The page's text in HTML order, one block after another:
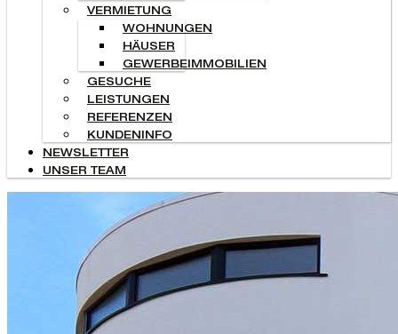
VERMIETUNG
WOHNUNGEN
HÄUSER
GEWERBEIMMOBILIEN
GESUCHE
LEISTUNGEN
REFERENZEN
KUNDENINFO
NEWSLETTER
UNSER TEAM